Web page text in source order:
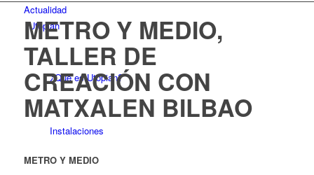
Utopian
¿Qué es Utopian?
Instalaciones
Actualidad
METRO Y MEDIO,
TALLER DE
CREACIÓN CON
MATXALEN BILBAO
METRO Y MEDIO